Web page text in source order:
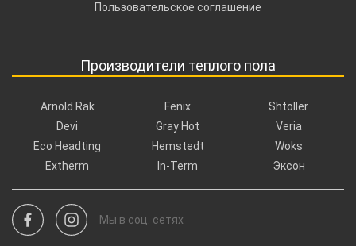
Пользовательское соглашение
Производители теплого пола
Arnold Rak
Devi
Eco Headting
Extherm
Fenix
Gray Hot
Hemstedt
In-Term
Shtoller
Veria
Woks
Эксон
Мы в соц. сетях